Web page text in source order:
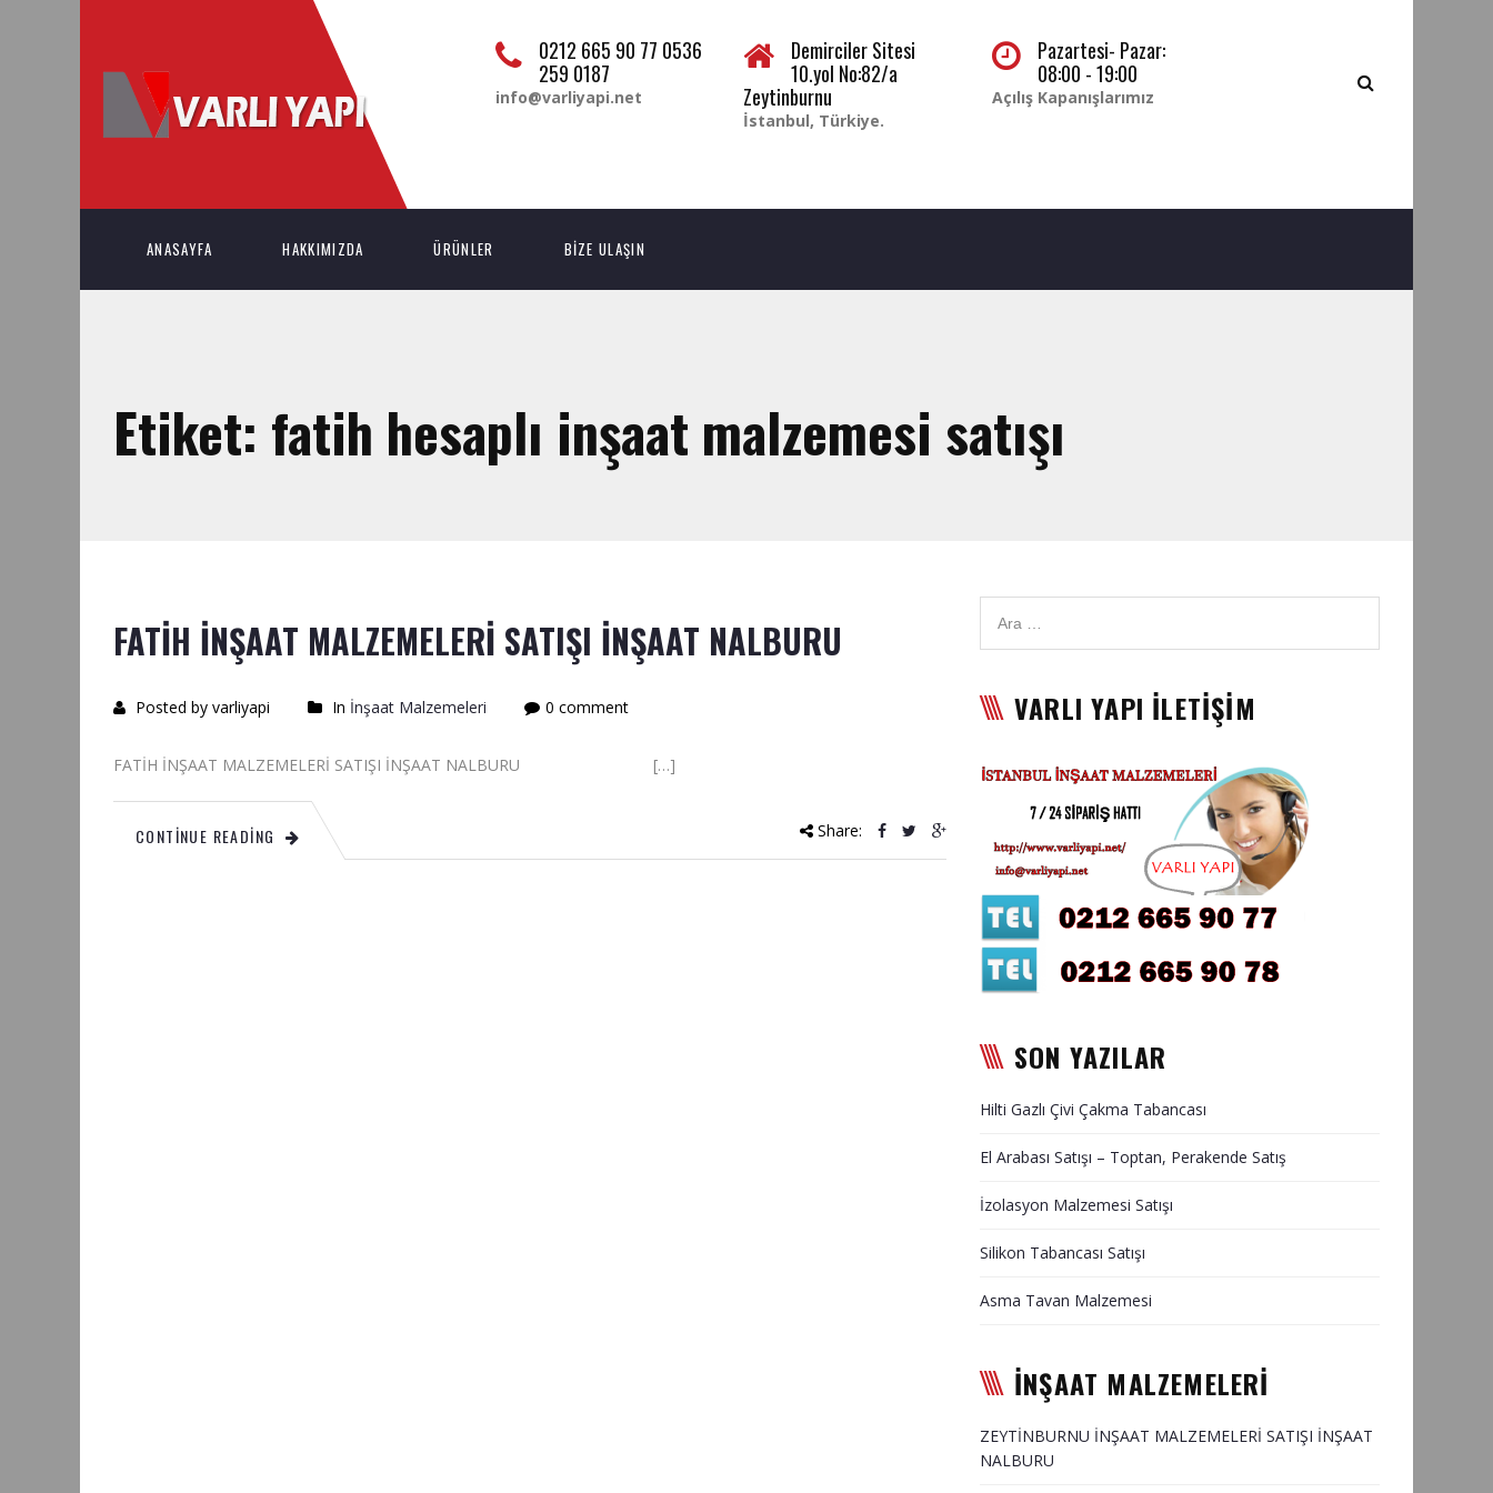
0212 665 90 77 0536
259 0187
info@varliyapi.net
Demirciler Sitesi
10.yol No:82/a
Zeytinburnu
İstanbul, Türkiye.
Pazartesi- Pazar:
08:00 - 19:00
Açılış Kapanışlarımız
ANASAYFA HAKKIMIZDA ÜRÜNLER BİZE ULAŞIN
Etiket: fatih hesaplı inşaat malzemesi satışı
FATİH İNŞAAT MALZEMELERİ SATIŞI İNŞAAT NALBURU
Posted by varliyapi In İnşaat Malzemeleri 0 comment
FATİH İNŞAAT MALZEMELERİ SATIŞI İNŞAAT NALBURU […]
CONTINUE READING Share:
VARLI YAPI İLETİŞİM
SON YAZILAR
Hilti Gazlı Çivi Çakma Tabancası
El Arabası Satışı – Toptan, Perakende Satış
İzolasyon Malzemesi Satışı
Silikon Tabancası Satışı
Asma Tavan Malzemesi
İNŞAAT MALZEMELERİ
ZEYTİNBURNU İNŞAAT MALZEMELERİ SATIŞI İNŞAAT
NALBURU